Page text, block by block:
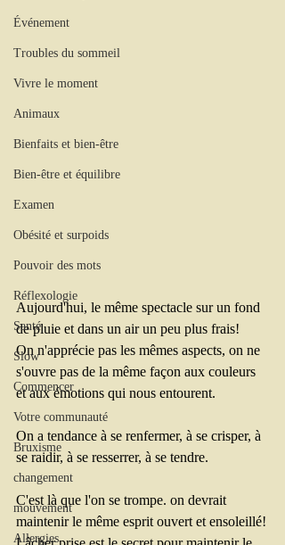
Événement
Troubles du sommeil
Vivre le moment
Animaux
Bienfaits et bien-être
Bien-être et équilibre
Examen
Obésité et surpoids
Pouvoir des mots
Réflexologie
Santé
Slow
Commencer
Votre communauté
Bruxisme
changement
mouvement
Allergies
Aujourd'hui, le même spectacle sur un fond
de pluie et dans un air un peu plus frais!
On n'apprécie pas les mêmes aspects, on ne
s'ouvre pas de la même façon aux couleurs
et aux émotions qui nous entourent.
On a tendance à se renfermer, à se crisper, à
se raidir, à se resserrer, à se tendre.
C'est là que l'on se trompe. on devrait
maintenir le même esprit ouvert et ensoleillé!